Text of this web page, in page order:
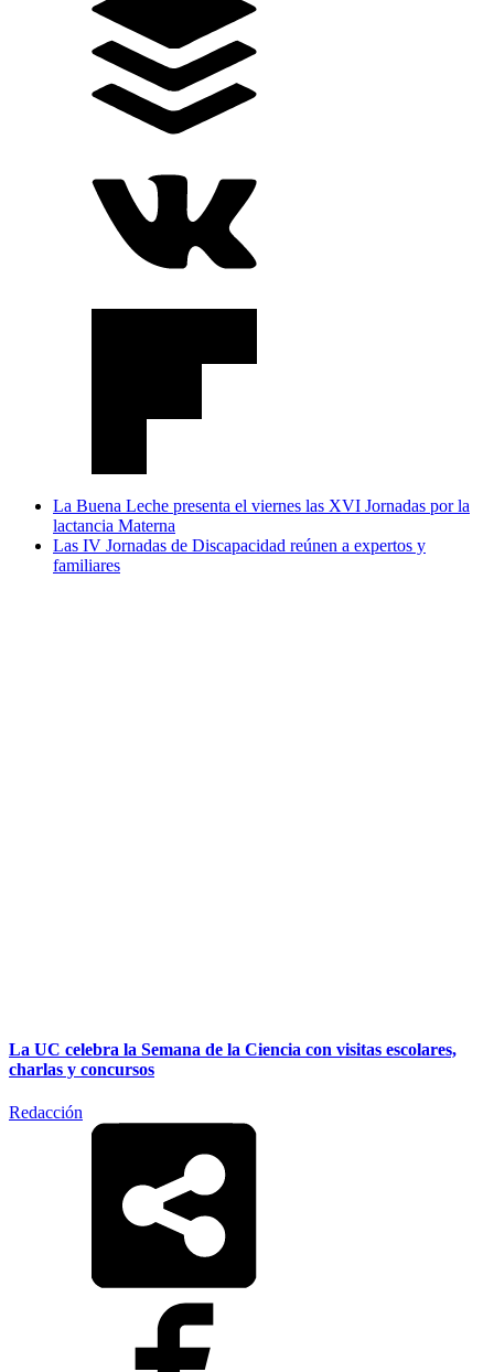
La Buena Leche presenta el viernes las XVI Jornadas por la
lactancia Materna
Las IV Jornadas de Discapacidad reúnen a expertos y
familiares
La UC celebra la Semana de la Ciencia con visitas escolares,
charlas y concursos
Redacción